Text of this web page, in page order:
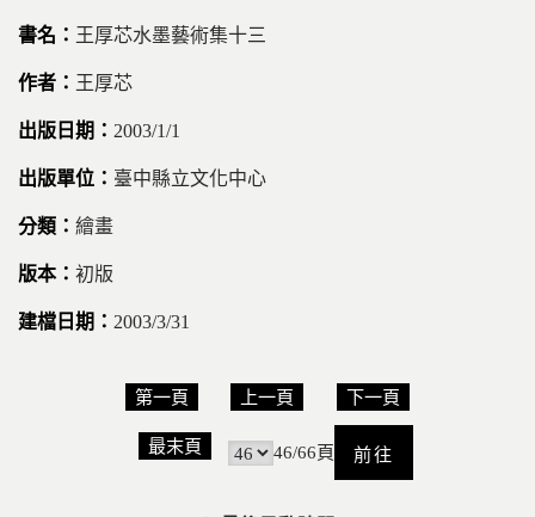
王厚芯水墨藝術集十三
王厚芯
2003/1/1
臺中縣立文化中心
繪畫
初版
2003/3/31
第一頁 上一頁 下一頁
最末頁 46/66頁